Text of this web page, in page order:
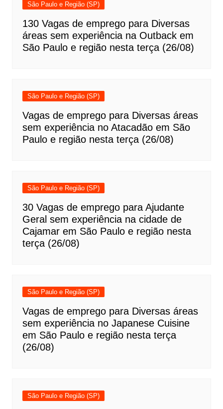
São Paulo e Região (SP)
130 Vagas de emprego para Diversas
áreas sem experiência na Outback em
São Paulo e região nesta terça (26/08)
São Paulo e Região (SP)
Vagas de emprego para Diversas áreas
sem experiência no Atacadão em São
Paulo e região nesta terça (26/08)
São Paulo e Região (SP)
30 Vagas de emprego para Ajudante
Geral sem experiência na cidade de
Cajamar em São Paulo e região nesta
terça (26/08)
São Paulo e Região (SP)
Vagas de emprego para Diversas áreas
sem experiência no Japanese Cuisine
em São Paulo e região nesta terça
(26/08)
São Paulo e Região (SP)